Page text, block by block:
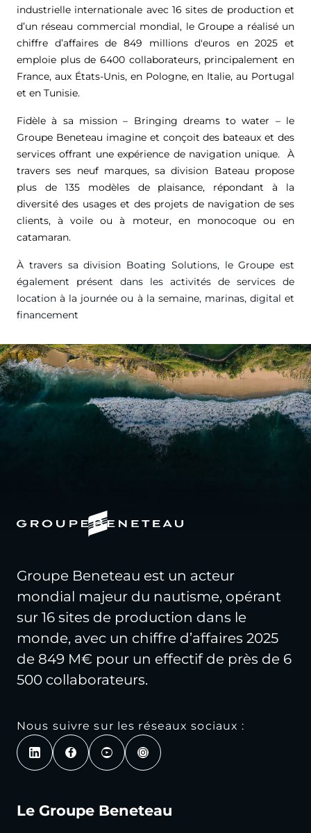
industrielle internationale avec 16 sites de production et
d’un réseau commercial mondial, le Groupe a réalisé un
chiffre d’affaires de 849 millions d'euros en 2025 et
emploie plus de 6400 collaborateurs, principalement en
France, aux États-Unis, en Pologne, en Italie, au Portugal
et en Tunisie.
Fidèle à sa mission – Bringing dreams to water – le
Groupe Beneteau imagine et conçoit des bateaux et des
services offrant une expérience de navigation unique. À
travers ses neuf marques, sa division Bateau propose
plus de 135 modèles de plaisance, répondant à la
diversité des usages et des projets de navigation de ses
clients, à voile ou à moteur, en monocoque ou en
catamaran.
À travers sa division Boating Solutions, le Groupe est
également présent dans les activités de services de
location à la journée ou à la semaine, marinas, digital et
financement
Groupe Beneteau est un acteur
mondial majeur du nautisme, opérant
sur 16 sites de production dans le
monde, avec un chiffre d’affaires 2025
de 849 M€ pour un effectif de près de 6
500 collaborateurs.
Nous suivre sur les réseaux sociaux :
Le Groupe Beneteau